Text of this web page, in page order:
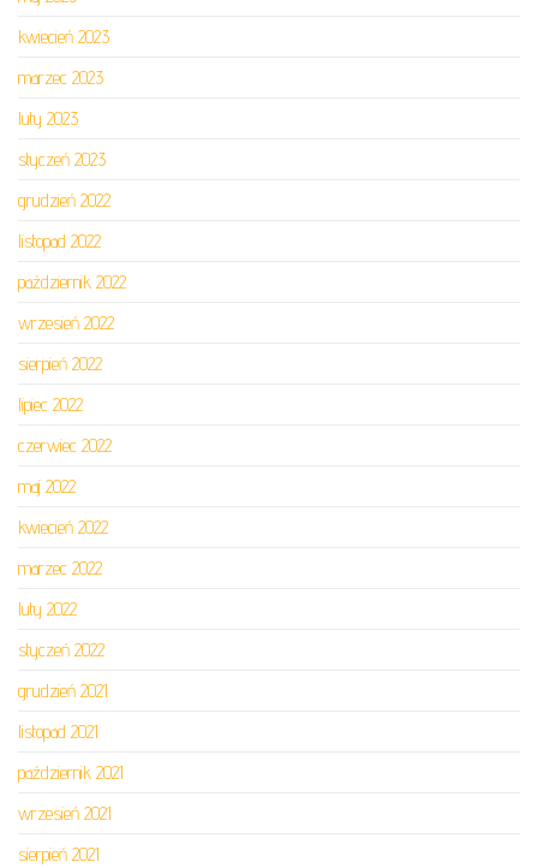
kwiecień 2023
marzec 2023
luty 2023
styczeń 2023
grudzień 2022
listopad 2022
październik 2022
wrzesień 2022
sierpień 2022
lipiec 2022
czerwiec 2022
maj 2022
kwiecień 2022
marzec 2022
luty 2022
styczeń 2022
grudzień 2021
listopad 2021
październik 2021
wrzesień 2021
sierpień 2021